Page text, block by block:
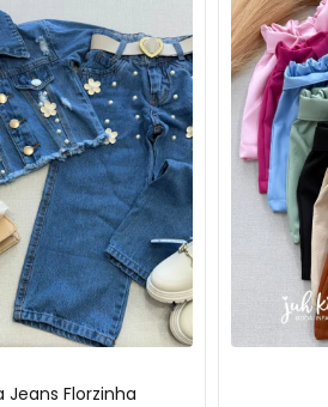
Jeans Florzinha